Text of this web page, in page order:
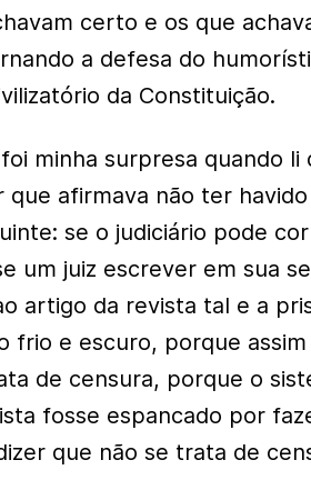
certo e os que
a defesa do
da Constituição.
minha surpresa quando
que afirmava não ter
se o judiciário pode
um juiz escrever em sua
artigo da revista tal e a
frio e escuro, porque assim
de censura, porque o
fosse espancado por
que não se trata de